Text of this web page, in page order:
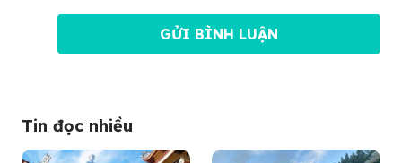
Tin đọc nhiều